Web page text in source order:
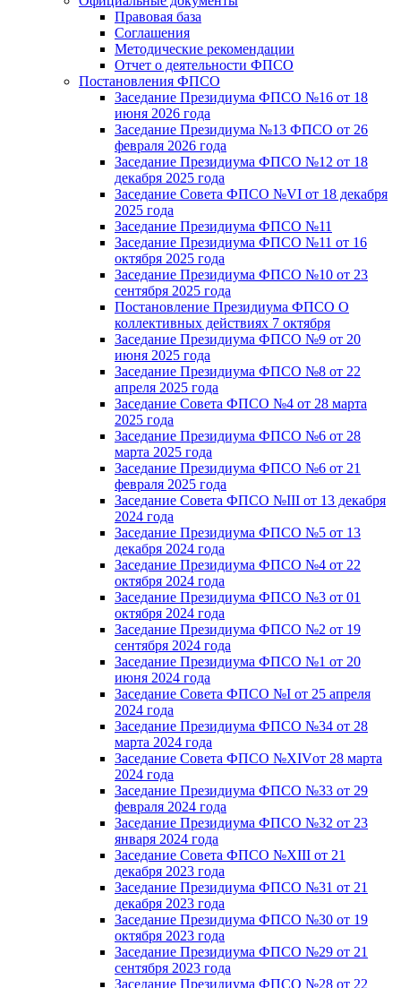
Правовая база
Соглашения
Методические рекомендации
Отчет о деятельности ФПСО
Постановления ФПСО
Заседание Президиума ФПСО №16 от 18
июня 2026 года
Заседание Президиума №13 ФПСО от 26
февраля 2026 года
Заседание Президиума ФПСО №12 от 18
декабря 2025 года
Заседание Совета ФПСО №VI от 18 декабря
2025 года
Заседание Президиума ФПСО №11
Заседание Президиума ФПСО №11 от 16
октября 2025 года
Заседание Президиума ФПСО №10 от 23
сентября 2025 года
Постановление Президиума ФПСО О
коллективных действиях 7 октября
Заседание Президиума ФПСО №9 от 20
июня 2025 года
Заседание Президиума ФПСО №8 от 22
апреля 2025 года
Заседание Совета ФПСО №4 от 28 марта
2025 года
Заседание Президиума ФПСО №6 от 28
марта 2025 года
Заседание Президиума ФПСО №6 от 21
февраля 2025 года
Заседание Совета ФПСО №III от 13 декабря
2024 года
Заседание Президиума ФПСО №5 от 13
декабря 2024 года
Заседание Президиума ФПСО №4 от 22
октября 2024 года
Заседание Президиума ФПСО №3 от 01
октября 2024 года
Заседание Президиума ФПСО №2 от 19
сентября 2024 года
Заседание Президиума ФПСО №1 от 20
июня 2024 года
Заседание Совета ФПСО №I от 25 апреля
2024 года
Заседание Президиума ФПСО №34 от 28
марта 2024 года
Заседание Совета ФПСО №XIVот 28 марта
2024 года
Заседание Президиума ФПСО №33 от 29
февраля 2024 года
Заседание Президиума ФПСО №32 от 23
января 2024 года
Заседание Совета ФПСО №XIII от 21
декабря 2023 года
Заседание Президиума ФПСО №31 от 21
декабря 2023 года
Заседание Президиума ФПСО №30 от 19
октября 2023 года
Заседание Президиума ФПСО №29 от 21
сентября 2023 года
Заседание Президиума ФПСО №28 от 22